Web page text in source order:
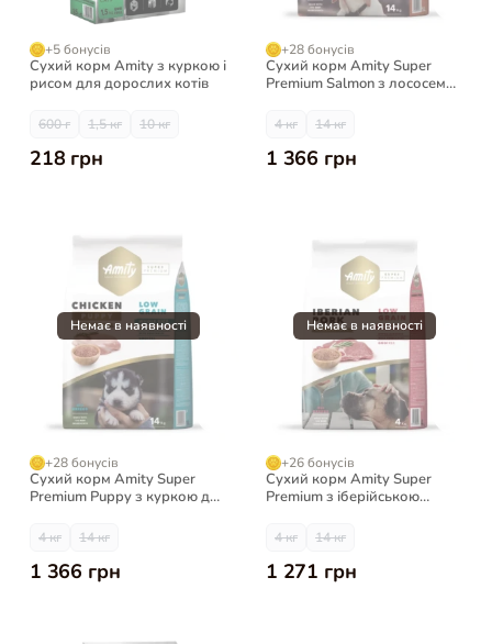
+5 бонусів
Сухий корм Amity з куркою і
рисом для дорослих котів
600 г 1,5 кг 10 кг
218 грн
+28 бонусів
Сухий корм Amity Super
Premium Salmon з лососем
4 кг 14 кг
1 366 грн
+28 бонусів
Сухий корм Amity Super
Premium Puppy з куркою для
4 кг 14 кг
1 366 грн
+26 бонусів
Сухий корм Amity Super
Premium з іберійською
собак
4 кг 14 кг
1 271 грн